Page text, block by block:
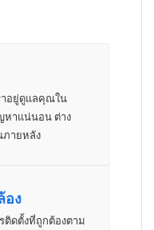
าอยู่ดูแลคุณใน
หาแน่นอน ต่าง
ภายหลัง
อง
ติดตั้งที่ถูกต้องตาม